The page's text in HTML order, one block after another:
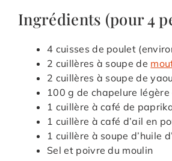
Ingrédients (pour 4
4 cuisses de poulet
2 cuillères à soupe de
2 cuillères à soupe de
100 g de chapelure
1 cuillère à café de
1 cuillère à café d’ail en
1 cuillère à soupe d’huile
Sel et poivre du moulin